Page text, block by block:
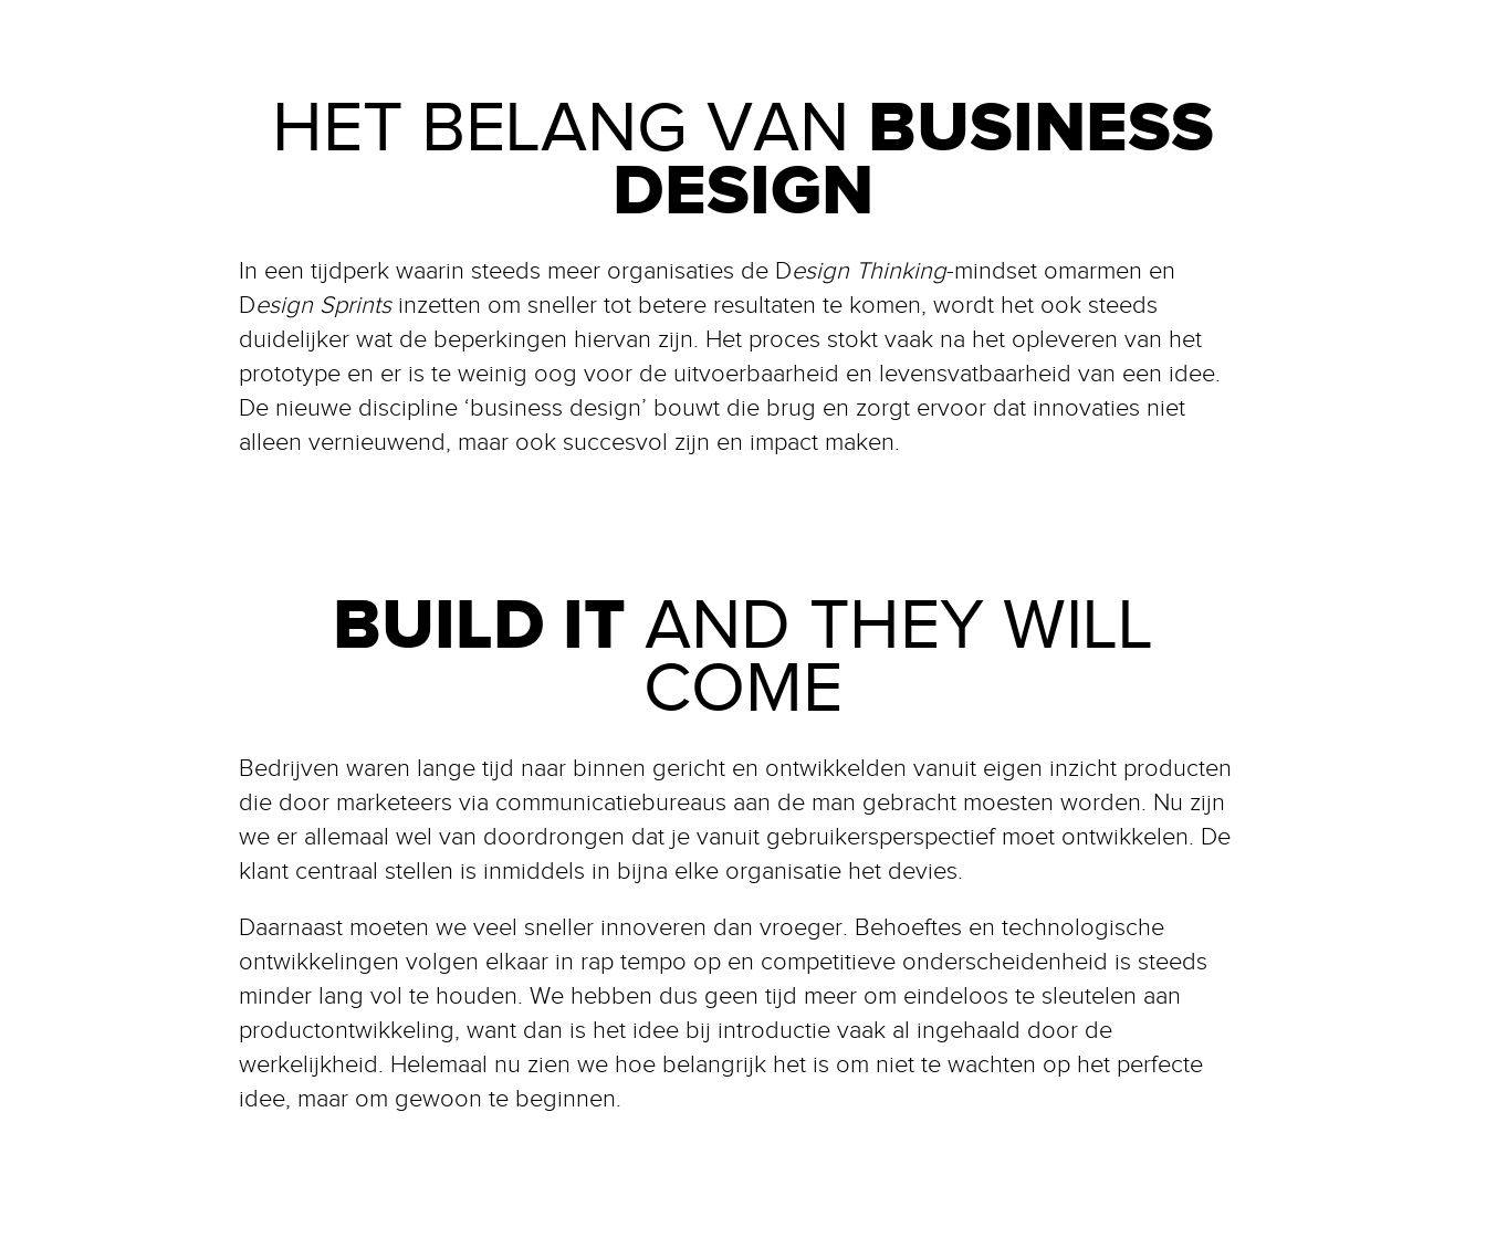
HET BELANG VAN BUSINESS
DESIGN
In een tijdperk waarin steeds meer organisaties de Design Thinking-mindset omarmen en
Design Sprintsinzetten om sneller tot betere resultaten te komen, wordt het ook steeds
duidelijker wat de beperkingen hiervan zijn. Het proces stokt vaak na het opleveren van het
prototype en er is te weinig oog voor de uitvoerbaarheid en levensvatbaarheid van een idee.
De nieuwe discipline ‘business design’ bouwt die brug en zorgt ervoor dat innovaties niet
alleen vernieuwend, maar ook succesvol zijn en impact maken.
BUILD IT AND THEY WILL
COME
Bedrijven waren lange tijd naar binnen gericht en ontwikkelden vanuit eigen inzicht producten
die door marketeers via communicatiebureaus aan de man gebracht moesten worden. Nu zijn
we er allemaal wel van doordrongen dat je vanuit gebruikersperspectief moet ontwikkelen. De
klant centraal stellen is inmiddels in bijna elke organisatie het devies.
Daarnaast moeten we veel sneller innoveren dan vroeger. Behoeftes en technologische
ontwikkelingen volgen elkaar in rap tempo op en competitieve onderscheidenheid is steeds
minder lang vol te houden. We hebben dus geen tijd meer om eindeloos te sleutelen aan
productontwikkeling, want dan is het idee bij introductie vaak al ingehaald door de
werkelijkheid. Helemaal nu zien we hoe belangrijk het is om niet te wachten op het perfecte
idee, maar om gewoon te beginnen.